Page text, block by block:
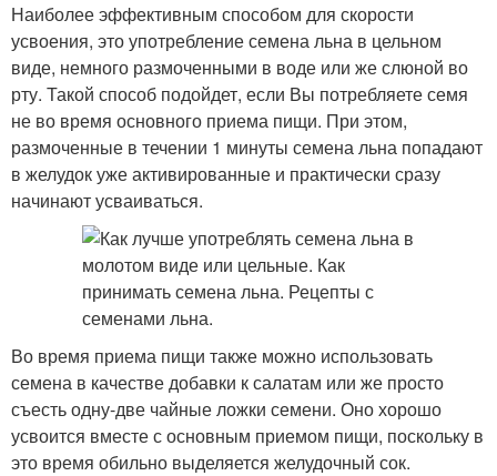
Наиболее эффективным способом для скорости
усвоения, это употребление семена льна в цельном
виде, немного размоченными в воде или же слюной во
рту. Такой способ подойдет, если Вы потребляете семя
не во время основного приема пищи. При этом,
размоченные в течении 1 минуты семена льна попадают
в желудок уже активированные и практически сразу
начинают усваиваться.
Во время приема пищи также можно использовать
семена в качестве добавки к салатам или же просто
съесть одну-две чайные ложки семени. Оно хорошо
усвоится вместе с основным приемом пищи, поскольку в
это время обильно выделяется желудочный сок.